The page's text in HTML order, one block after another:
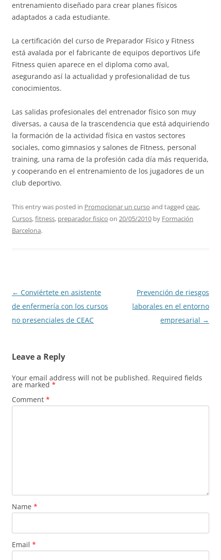
entrenamiento diseñado para crear planes físicos
adaptados a cada estudiante.
La certificación del curso de Preparador Físico y Fitness
está avalada por el fabricante de equipos deportivos Life
Fitness quien aparece en el diploma como aval,
asegurando así la actualidad y profesionalidad de tus
conocimientos.
Las salidas profesionales del entrenador físico son muy
diversas, a causa de la trascendencia que está adquiriendo
la formación de la actividad física en vastos sectores
sociales, como gimnasios y salones de Fitness, personal
training, una rama de la profesión cada día más requerida,
y cooperando en el entrenamiento de los jugadores de un
club deportivo.
This entry was posted in Promocionar un curso and tagged ceac,
Cursos,fitness, preparador fisico on 20/05/2010 by Formación
Barcelona.
Post
navigation
← Conviértete en asistente
de enfermería con los cursos
no presenciales de CEAC
Prevención de riesgos
laborales en el entorno
empresarial →
Leave a Reply
Your email address will not be published. Required fields
are marked *
Comment *
Name *
Email *